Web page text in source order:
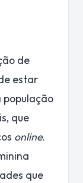
de
estar
que
online.
que